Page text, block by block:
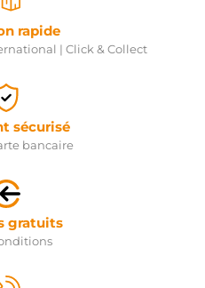
rapide
| Click & Collect
sécurisé
bancaire
gratuits